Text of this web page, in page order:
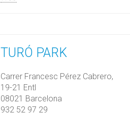
TURÓ PARK
Carrer Francesc Pérez Cabrero,
19-21 Entl
08021 Barcelona
932 52 97 29